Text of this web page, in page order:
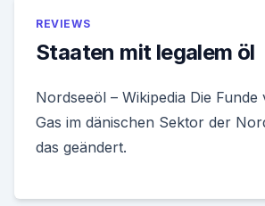
REVIEWS
Staaten mit legalem öl
Nordseeöl – Wikipedia Die Funde
Gas im dänischen Sektor der
das geändert.